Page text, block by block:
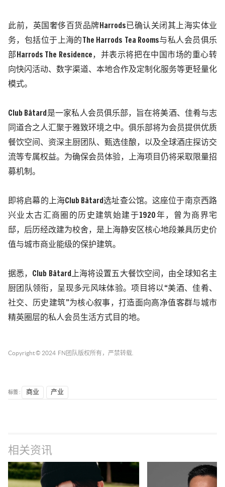
此前，英国奢侈百货品牌 Harrods 已确认关闭其上海实体业
务，包括位于上海的
The Harrods Tea Rooms与私人会员俱乐
部 Harrods The Residence ，并表示将把在中国市场的重心转
向快闪活动、数字渠道、本地合作及定制化服务等更轻量化
模式。
Club Bâtard 是一家私人会员俱乐部，旨在将美酒、佳肴与志
同道合之人汇聚于雅致环境之中。俱乐部将为会员提供优质
餐饮空间、资深主厨团队、甄选佳酿，以及全球酒庄探访交
流等专属权益。为确保会员体验，上海项目仍将采取限量招
募机制。
即将启幕的上海Club Bâtard 选址查公馆。这座位于南京西路
兴业太古汇商圈的历史建筑始建于1920 年，曾为商界宅
邸，后历经改建为校舍，是上海静安区核心地段兼具历史价
值与城市商业能级的保护建筑。
据悉， Club Bâtard 上海将设置五大餐饮空间，由全球知名主
厨团队领衔，呈现多元风味体验。项目将以“美酒、佳肴、
社交、历史建筑”为核心叙事，打造面向高净值客群与城市
精英圈层的私人会员生活方式目的地。
Copyright © 2024 FN团队 版权所有，严禁转载.
标签 : 商业 产业
相关资讯